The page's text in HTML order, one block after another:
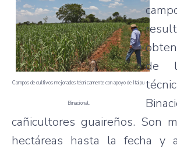
Campos decultivosmejoradostécnicamenteconapoyode Itaipu
Binacional.
de
cañicultores guaireños. Son
hectáreas hasta lafecha y